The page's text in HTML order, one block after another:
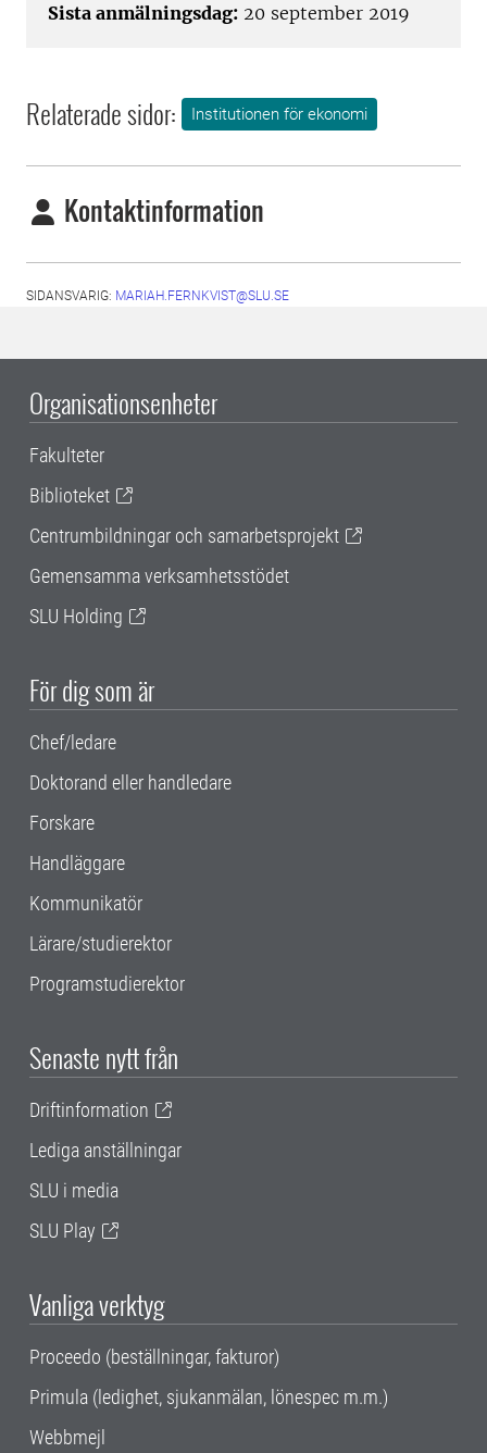
Sista anmälningsdag: 20 september 2019
Relaterade sidor: Institutionen för ekonomi
Kontaktinformation
SIDANSVARIG: MARIAH.FERNKVIST@SLU.SE
Organisationsenheter
Fakulteter
Biblioteket
Centrumbildningar och samarbetsprojekt
Gemensamma verksamhetsstödet
SLU Holding
För dig som är
Chef/ledare
Doktorand eller handledare
Forskare
Handläggare
Kommunikatör
Lärare/studierektor
Programstudierektor
Senaste nytt från
Driftinformation
Lediga anställningar
SLU i media
SLU Play
Vanliga verktyg
Proceedo (beställningar, fakturor)
Primula (ledighet, sjukanmälan, lönespec m.m.)
Webbmejl